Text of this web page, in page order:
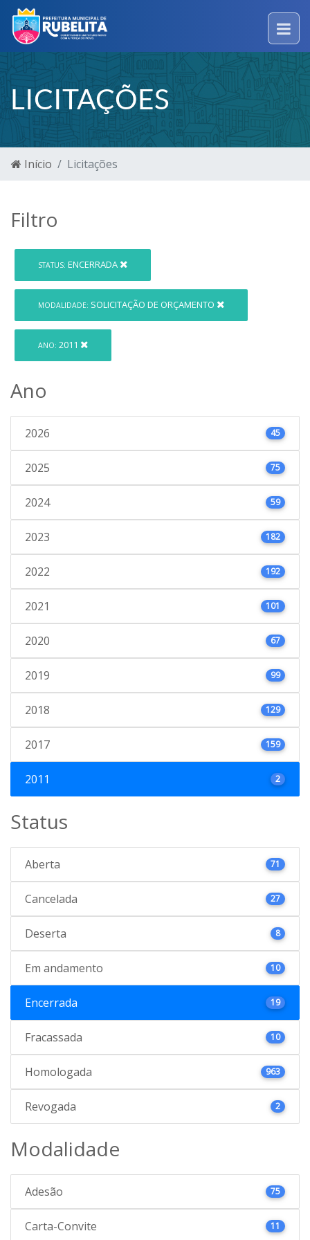
LICITAÇÕES
Início Licitações
Filtro
STATUS: ENCERRADA
MODALIDADE: SOLICITAÇÃO DE ORÇAMENTO
ANO: 2011
Ano
2026 45
2025 75
2024 59
2023 182
2022 192
2021 101
2020 67
2019 99
2018 129
2017 159
2011 2
Status
Aberta 71
Cancelada 27
Deserta 8
Em andamento 10
Encerrada 19
Fracassada 10
Homologada 963
Revogada 2
Modalidade
Adesão 75
Carta-Convite 11